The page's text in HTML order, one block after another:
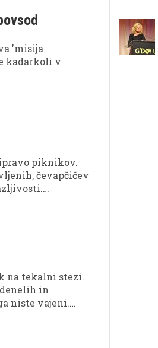
'misija
kadarkoli v
piknikov.
čevapčičev
na tekalni stezi.
in
niste vajeni.